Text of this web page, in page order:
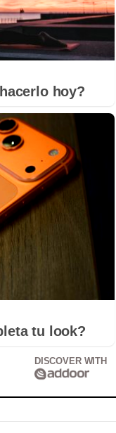
hoy?
tu look?
DISCOVER WITH